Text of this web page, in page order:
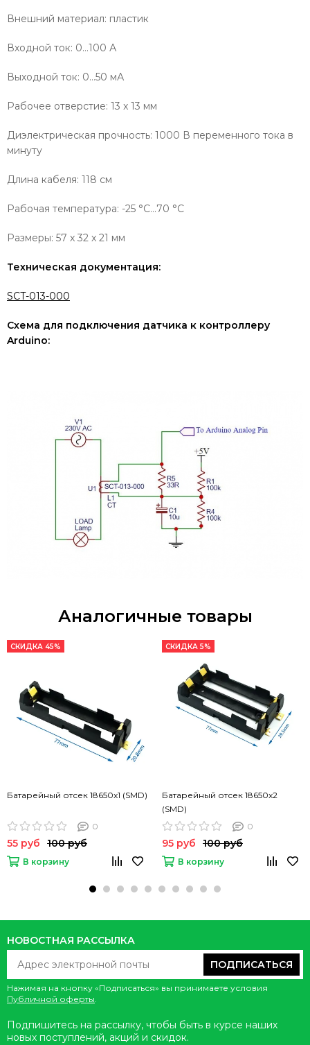
Внешний материал: пластик
Входной ток: 0…100 А
Выходной ток: 0…50 мА
Рабочее отверстие: 13 x 13 мм
Диэлектрическая прочность: 1000 В переменного тока в
минуту
Длина кабеля: 118 см
Рабочая температура: -25 °C…70 °C
Размеры: 57 x 32 x 21 мм
Техническая документация:
SCT-013-000
Схема для подключения датчика к контроллеру
Arduino:
Аналогичные товары
СКИДКА 45%
Батарейный отсек 18650x1 (SMD)
0
55 руб 100 руб
В корзину
СКИДКА 5%
Батарейный отсек 18650x2
(SMD)
0
95 руб 100 руб
В корзину
НОВОСТНАЯ РАССЫЛКА
ПОДПИСАТЬСЯ
Нажимая на кнопку «Подписаться» вы принимаете условия
Публичной оферты.
Подпишитесь на рассылку, чтобы быть в курсе наших
новых поступлений, акций и скидок.